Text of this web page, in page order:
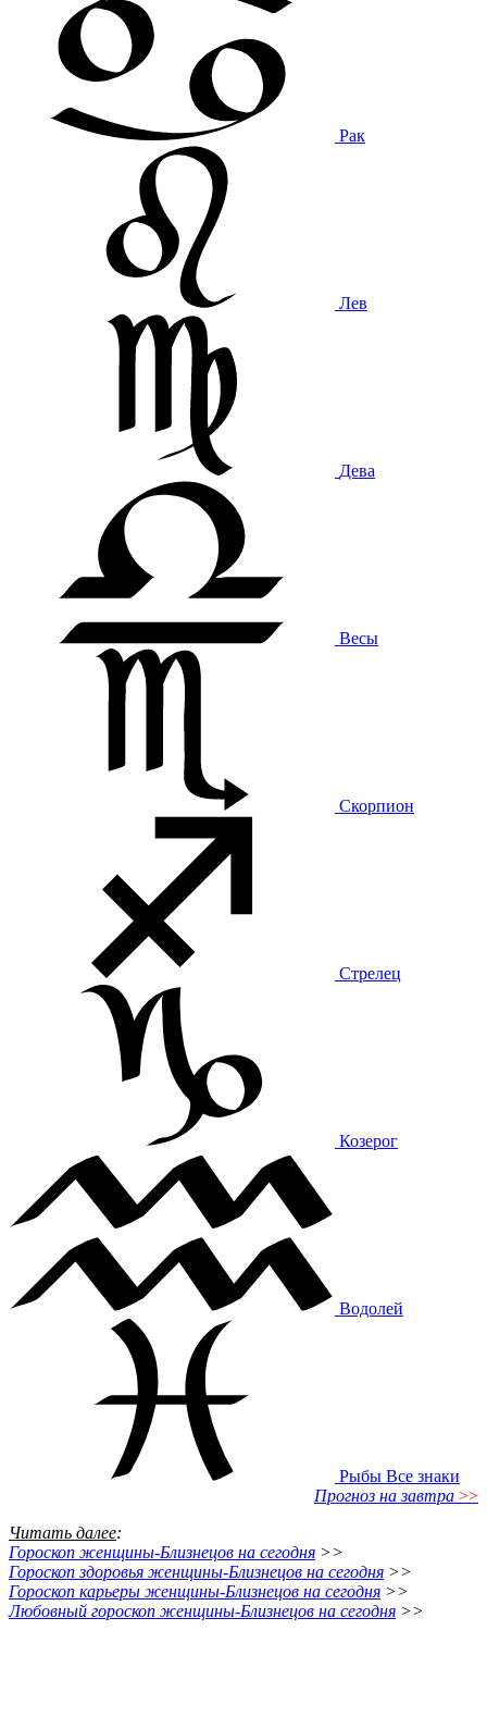
Рак
Лев
Дева
Весы
Скорпион
Стрелец
Козерог
Водолей
Рыбы Все знаки
Прогноз на завтра >>
Читать далее:
Гороскоп женщины-Близнецов на сегодня >>
Гороскоп здоровья женщины-Близнецов на сегодня >>
Гороскоп карьеры женщины-Близнецов на сегодня >>
Любовный гороскоп женщины-Близнецов на сегодня >>